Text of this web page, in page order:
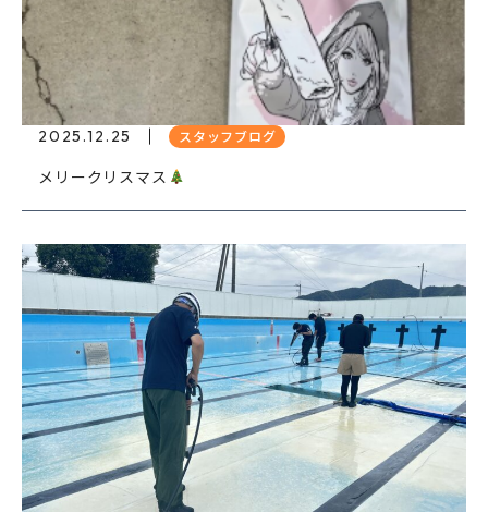
2025.12.25 スタッフブログ
メリークリスマス